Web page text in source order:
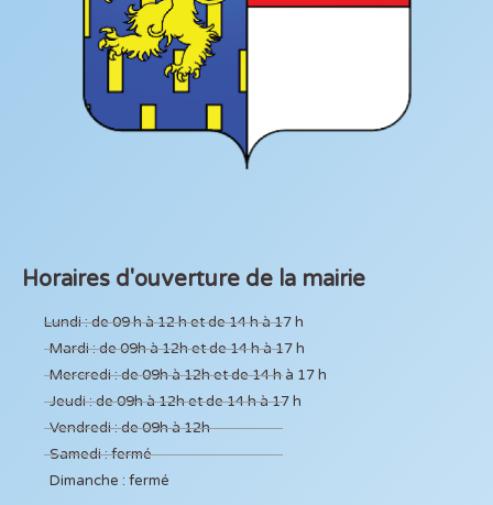
Horaires d'ouverture de la mairie
Lundi : de 09 h à 12 h et de 14 h à 17 h
Mardi : de 09h à 12h et de 14 h à 17 h
Mercredi : de 09h à 12h et de 14 h à 17 h
Jeudi : de 09h à 12h et de 14 h à 17 h
Vendredi : de 09h à 12h
Samedi : fermé
Dimanche : fermé